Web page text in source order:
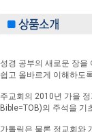
성경 공부의 새로운 장을
쉽고 올바르게 이해하도
주교회의 2010년 가을
Bible=TOB)의 주석을 기
가톨릭은 물론 정교회와